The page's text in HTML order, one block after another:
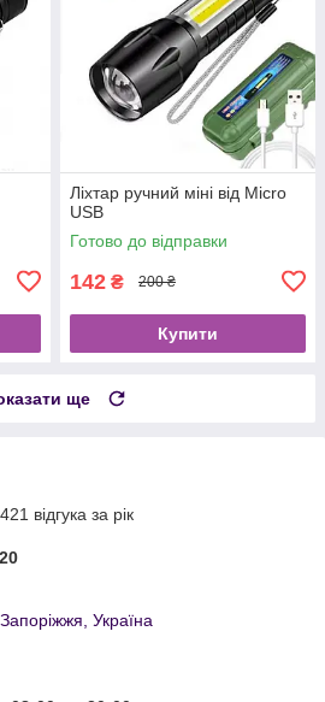
Ліхтар ручний міні від Micro
USB
Готово до відправки
142 ₴ 200 ₴
Купити
ще
відгука за рік
Україна